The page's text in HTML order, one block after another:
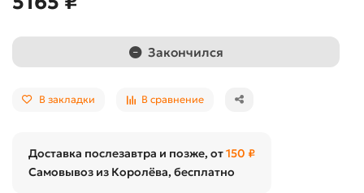
Закончился
В закладки В сравнение
Доставка послезавтра и позже, от150 ₽
Самовывоз из Королёва, бесплатно